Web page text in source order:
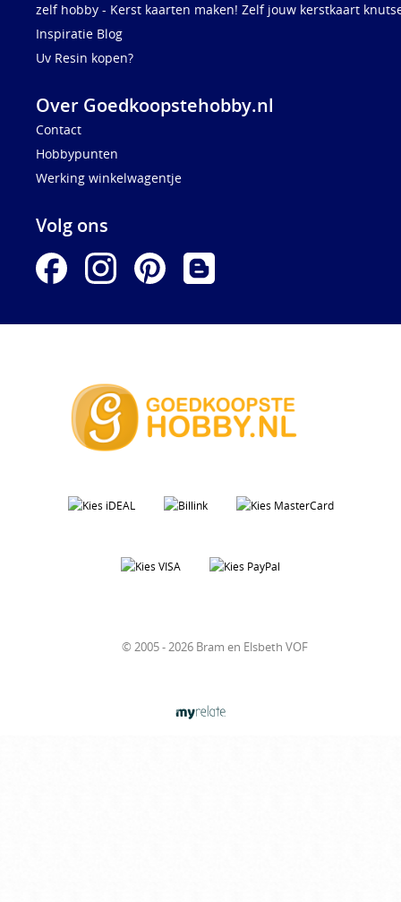
zelf hobby - Kerst kaarten maken! Zelf jouw kerstkaart
Inspiratie Blog
Uv Resin kopen?
Over Goedkoopstehobby.nl
Contact
Hobbypunten
Werking winkelwagentje
Volg ons
© 2005 - 2026 Bram en Elsbeth VOF